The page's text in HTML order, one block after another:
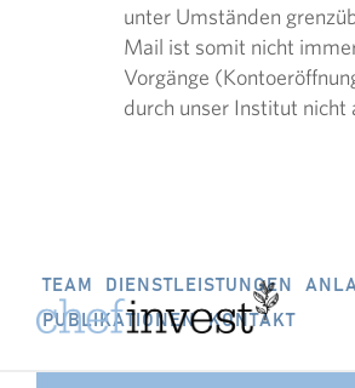
unter Umständen
Mail ist somit nicht
Vorgänge
durch unser Institut nicht
TEAM DIENSTLEISTUNGEN
PUBLIKATIONEN
KONTAKT